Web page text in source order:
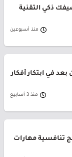
ذكي التقنية
منذ أسبوعين
في ابتكار أفكار
منذ 3 أسابيع
تنافسية مهارات